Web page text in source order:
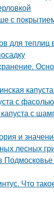
с
для теплиц
с фасолью
с
и
лесных
Подмосковье
Что